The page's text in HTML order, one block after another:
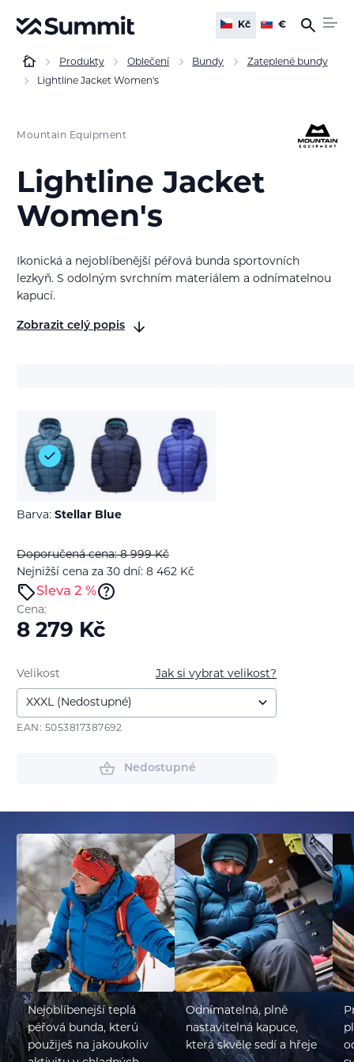
Kč €
Produkty Oblečení Bundy
Zateplené bundy
Lightline Jacket Women's
Mountain Equipment
Lightline Jacket
Women's
Ikonická a nejoblíbenější péřová bunda sportovních
lezkyň. S odolným svrchním materiálem a odnímatelnou
kapucí.
Zobrazit celý popis
Barva: Stellar Blue
Doporučená cena: 8 999Kč
Nejnižší cena za 30 dní: 8 462 Kč
Sleva 2 %
Cena:
8 279 Kč
Jak si vybrat velikost?
Velikost
EAN: 5053817387692
Nedostupné
Nejoblíbenejší teplá
péřová bunda, kterú
použiješ na jakoukoliv
Odnímatelná, plně
nastavitelná kapuce,
která skvěle sedí a hřeje